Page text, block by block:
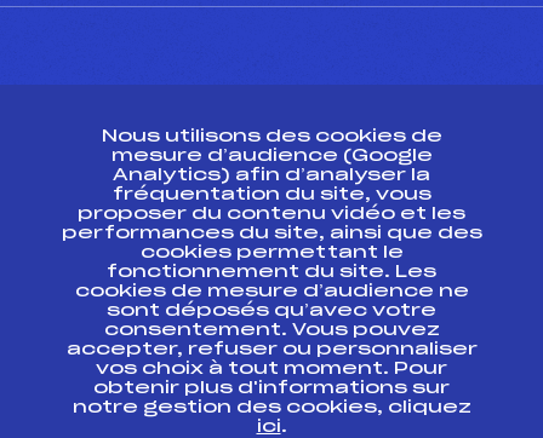
Ressources
Pass’Neige
Projet sportif fédéral
Projet de performance fédéral
Antidopage
Pôle Développement, Formation, Suivi
Scientifique
Listes ministérielles
Pôle vie de l’athlète
Nous utilisons des cookies de
mesure d’audience (Google
Analytics) afin d’analyser la
fréquentation du site, vous
proposer du contenu vidéo et les
performances du site, ainsi que des
cookies permettant le
fonctionnement du site. Les
cookies de mesure d’audience ne
sont déposés qu’avec votre
consentement. Vous pouvez
accepter, refuser ou personnaliser
vos choix à tout moment. Pour
obtenir plus d'informations sur
notre gestion des cookies, cliquez
ici.